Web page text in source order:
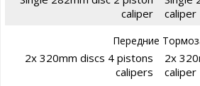
caliper
caliper
Передние
2x 320mm discs 4 pistons
calipers
2x
caliper